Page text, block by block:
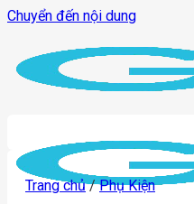
Chuyển đến nội dung
Trang chủ / Phụ Kiện